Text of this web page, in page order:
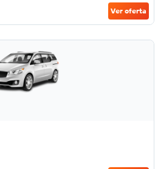
Ver oferta